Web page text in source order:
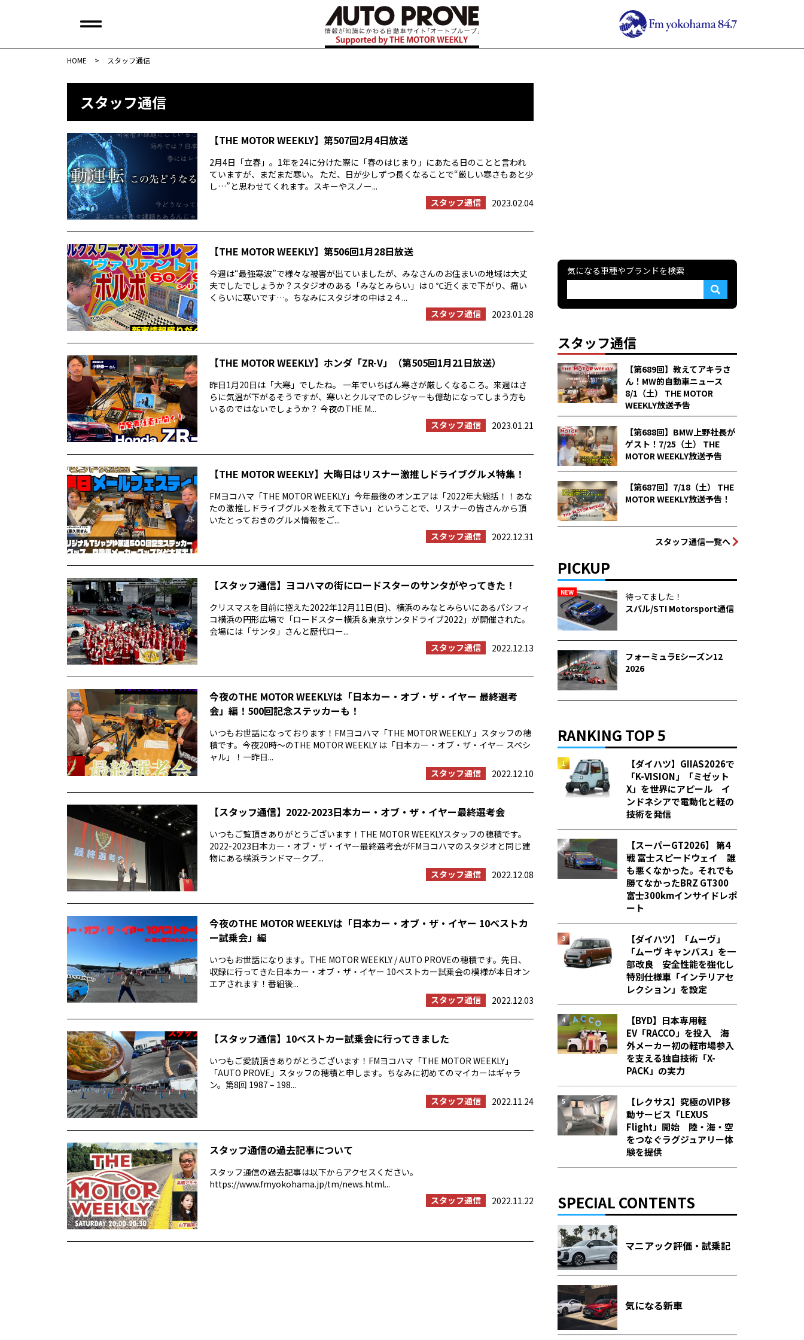
HOME > スタッフ通信
スタッフ通信
【THE MOTOR WEEKLY】第507回2月4日放送
2月4日「立春」。1年を24に分けた際に「春のはじまり」にあたる日のことと言われ
ていますが、まだまだ寒い。 ただ、日が少しずつ長くなることで“厳しい寒さもあと少
し…”と思わせてくれます。スキーやスノー...
スタッフ通信
2023.02.04
【THE MOTOR WEEKLY】第506回1月28日放送
今週は“最強寒波”で様々な被害が出ていましたが、みなさんのお住まいの地域は大丈
夫でしたでしょうか？スタジオのある「みなとみらい」は０℃近くまで下がり、痛い
くらいに寒いです…。ちなみにスタジオの中は２４...
スタッフ通信
2023.01.28
【THE MOTOR WEEKLY】ホンダ「ZR-V」（第505回1月21日放送）
昨日1月20日は「大寒」でしたね。 一年でいちばん寒さが厳しくなるころ。来週はさ
らに気温が下がるそうですが、寒いとクルマでのレジャーも億劫になってしまう方も
いるのではないでしょうか？ 今夜のTHE M...
スタッフ通信
2023.01.21
【THE MOTOR WEEKLY】大晦日はリスナー激推しドライブグルメ特集！
FMヨコハマ「THE MOTOR WEEKLY」今年最後のオンエアは「2022年大総括！！あな
たの激推しドライブグルメを教えて下さい」ということで、リスナーの皆さんから頂
いたとっておきのグルメ情報をご...
スタッフ通信
2022.12.31
【スタッフ通信】ヨコハマの街にロードスターのサンタがやってきた！
クリスマスを目前に控えた2022年12月11日(日)、横浜のみなとみらいにあるパシフィ
コ横浜の円形広場で「ロードスター横浜＆東京サンタドライブ2022」が開催された。
会場には「サンタ」さんと歴代ロー...
スタッフ通信
2022.12.13
今夜のTHE MOTOR WEEKLYは「日本カー・オブ・ザ・イヤー 最終選考
会」編！500回記念ステッカーも！
いつもお世話になっております！FMヨコハマ「THE MOTOR WEEKLY 」スタッフの穂
積です。今夜20時〜のTHE MOTOR WEEKLY は「日本カー・オブ・ザ・イヤー スペシ
ャル」！一昨日...
スタッフ通信
2022.12.10
【スタッフ通信】2022-2023日本カー・オブ・ザ・イヤー最終選考会
いつもご覧頂きありがとうございます！THE MOTOR WEEKLYスタッフの穂積です。
2022-2023日本カー・オブ・ザ・イヤー最終選考会がFMヨコハマのスタジオと同じ建
物にある横浜ランドマークプ...
スタッフ通信
2022.12.08
今夜のTHE MOTOR WEEKLYは「日本カー・オブ・ザ・イヤー 10ベストカ
ー試乗会」編
いつもお世話になります。THE MOTOR WEEKLY / AUTO PROVEの穂積です。先日、
収録に行ってきた日本カー・オブ・ザ・イヤー 10ベストカー試乗会の模様が本日オン
エアされます！番組後...
スタッフ通信
2022.12.03
【スタッフ通信】10ベストカー試乗会に行ってきました
いつもご愛読頂きありがとうございます！FMヨコハマ「THE MOTOR WEEKLY」
「AUTO PROVE」スタッフの穂積と申します。ちなみに初めてのマイカーはギャラ
ン。第8回 1987 – 198...
スタッフ通信
2022.11.24
スタッフ通信の過去記事について
スタッフ通信の過去記事は以下からアクセスください。
https://www.fmyokohama.jp/tm/news.html...
スタッフ通信
2022.11.22
気になる車種やブランドを検索
スタッフ通信
【第689回】教えてアキラさ
ん！MW的自動車ニュース
8/1（土） THE MOTOR
WEEKLY放送予告
【第688回】BMW上野社長が
ゲスト！7/25（土） THE
MOTOR WEEKLY放送予告
【第687回】7/18（土） THE
MOTOR WEEKLY放送予告！
スタッフ通信一覧へ
PICKUP
NEW
待ってました！
スバル/STI Motorsport通信
フォーミュラEシーズン12
2026
RANKING TOP 5
【ダイハツ】GIIAS2026で
「K-VISION」「ミゼット
X」を世界にアピール イ
ンドネシアで電動化と軽の
技術を発信
【スーパーGT2026】 第4
戦 富士スピードウェイ 誰
も悪くなかった。それでも
勝てなかった――BRZ GT300
富士300kmインサイドレポ
ート
【ダイハツ】「ムーヴ」
「ムーヴ キャンバス」を一
部改良 安全性能を強化し
特別仕様車「インテリアセ
レクション」を設定
【BYD】日本専用軽
EV「RACCO」を投入 海
外メーカー初の軽市場参入
を支える独自技術「X-
PACK」の実力
【レクサス】究極のVIP移
動サービス「LEXUS
Flight」開始 陸・海・空
をつなぐラグジュアリー体
験を提供
SPECIAL CONTENTS
マニアック評価・試乗記
気になる新車